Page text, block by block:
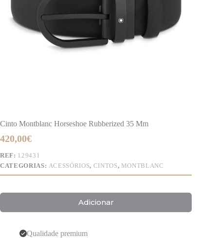
Cinto Montblanc Horseshoe Rubberized 35 Mm
420,00€
REF: 129431
CATEGORIAS: ACESSÓRIOS, CINTOS, MONTBLANC
Adicionar
Qualidade premium